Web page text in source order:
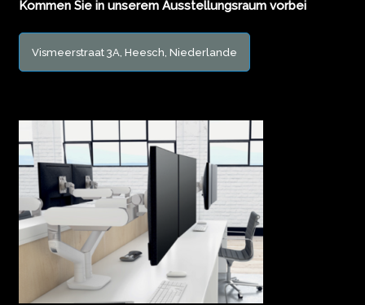
Kommen Sie in unserem Ausstellungsraum vorbei
Vismeerstraat 3A, Heesch, Niederlande